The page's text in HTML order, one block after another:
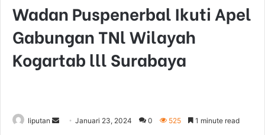
Wadan Puspenerbal Ikuti Apel
Gabungan TNl Wilayah
Kogartab lll Surabaya
liputan Januari 23, 2024 0 525 1 minute read